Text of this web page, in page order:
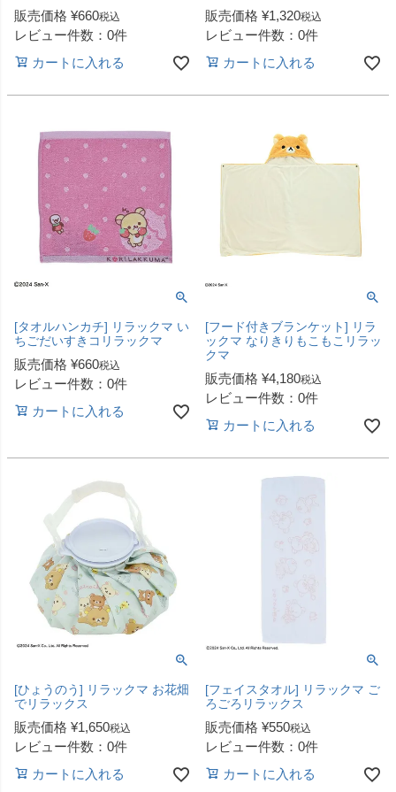
販売価格 ¥660税込
レビュー件数：0件
カートに入れる
販売価格 ¥1,320税込
レビュー件数：0件
カートに入れる
[タオルハンカチ] リラックマ い
ちごだいすきコリラックマ
販売価格 ¥660税込
レビュー件数：0件
カートに入れる
[フード付きブランケット] リラ
ックマ なりきりもこもこリラッ
クマ
販売価格 ¥4,180税込
レビュー件数：0件
カートに入れる
[ひょうのう] リラックマ お花畑
でリラックス
販売価格 ¥1,650税込
レビュー件数：0件
カートに入れる
[フェイスタオル] リラックマ ご
ろごろリラックス
販売価格 ¥550税込
レビュー件数：0件
カートに入れる